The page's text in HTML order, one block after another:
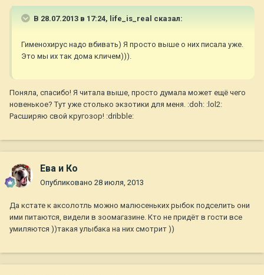
В 28.07.2013 в 17:24, life_is_real сказал:
Гименохирус надо вбивать) Я просто выше о них писала уже.
Это мы их так дома кличем))).
Поняла, спасибо! Я читала выше, просто думала может ещё чего
новенькое? Тут уже столько экзотики для меня. :doh: :lol2:
Расширяю свой кругозор! :dribble:
Ева и Ко
Опубликовано 28 июля, 2013
Да кстате к аксолотль можно малюсеньких рыбок подселить они
ими питаются, видели в зоомагазине. Кто не придёт в гости все
умиляются ))такая улыбака на них смотрит ))